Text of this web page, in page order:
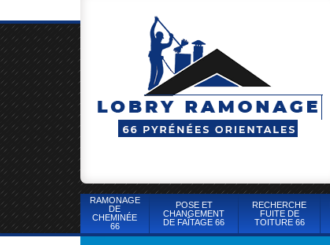
RAMONAGE
DE
CHEMINÉE
66
POSE ET
CHANGEMENT
DE FAÎTAGE 66
RECHERCHE
FUITE DE
TOITURE 66